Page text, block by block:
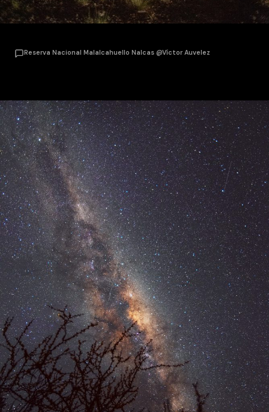
Reserva Nacional Malalcahuello Nalcas @Víctor Auvelez